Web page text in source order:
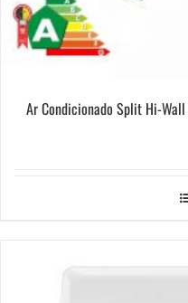
Ar Condicionado Split Hi-